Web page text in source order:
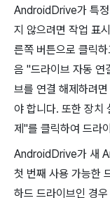
AndroidDrive가 특
지 않으려면 작업 표
른쪽 버튼으로 클릭
음 "드라이브 자동 연
브를 연결 해제하려
야 합니다. 또한 장치
제"를 클릭하여 드라
AndroidDrive가 새
첫 번째 사용 가능한
하드 드라이브인 경